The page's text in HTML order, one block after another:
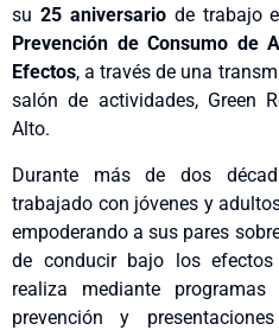
su 25 aniversariode trabajo
Prevención de Consumo de
Efectos, a través de una
salón de actividades, Green
Alto.
Durante más de dos
trabajado con jóvenes y
empoderando a sus pares
de conducir bajo los
realiza mediante
prevención y